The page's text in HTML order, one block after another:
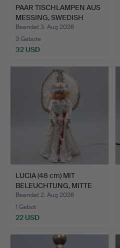
PAAR TISCHLAMPEN AUS
MESSING, SWEDISH
MODE…
Beendet 3. Aug 2026
3 Gebote
32 USD
LUCIA (48 cm) MIT
BELEUCHTUNG, MITTE
DES 2…
Beendet 2. Aug 2026
1 Gebot
22 USD